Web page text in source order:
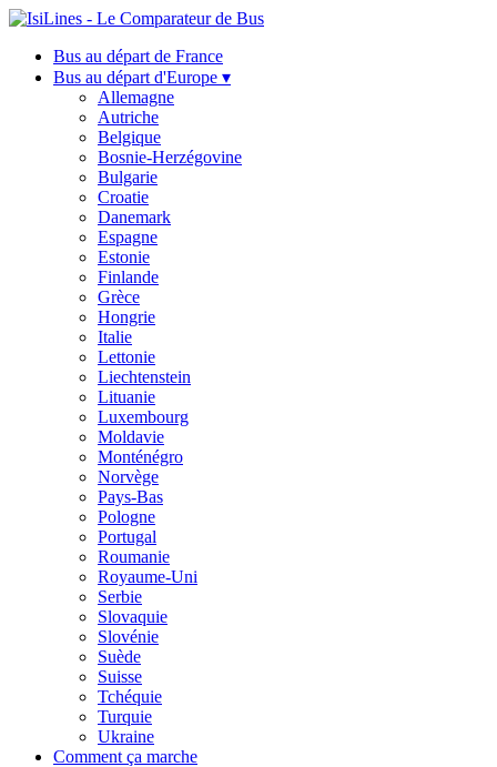
Bus au départ de France
Bus au départ d'Europe ▾
Allemagne
Autriche
Belgique
Bosnie-Herzégovine
Bulgarie
Croatie
Danemark
Espagne
Estonie
Finlande
Grèce
Hongrie
Italie
Lettonie
Liechtenstein
Lituanie
Luxembourg
Moldavie
Monténégro
Norvège
Pays-Bas
Pologne
Portugal
Roumanie
Royaume-Uni
Serbie
Slovaquie
Slovénie
Suède
Suisse
Tchéquie
Turquie
Ukraine
Comment ça marche